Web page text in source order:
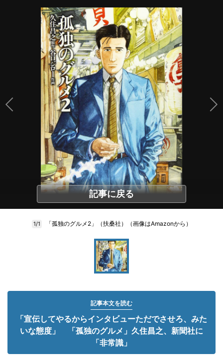
記事に戻る
1/1 「孤独のグルメ2」（扶桑社）（画像はAmazonから）
記事本文を読む
「宣伝してやるからインタビューただでさせろ、みた
いな態度」 「孤独のグルメ」久住昌之、新聞社に
「非常識」